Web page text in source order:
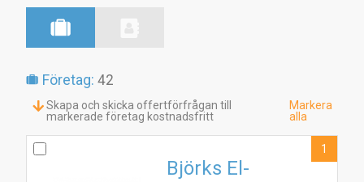
Företag: 42
Skapa och skicka offertförfrågan till
markerade företag kostnadsfritt
Markera
alla
Björks El-
1